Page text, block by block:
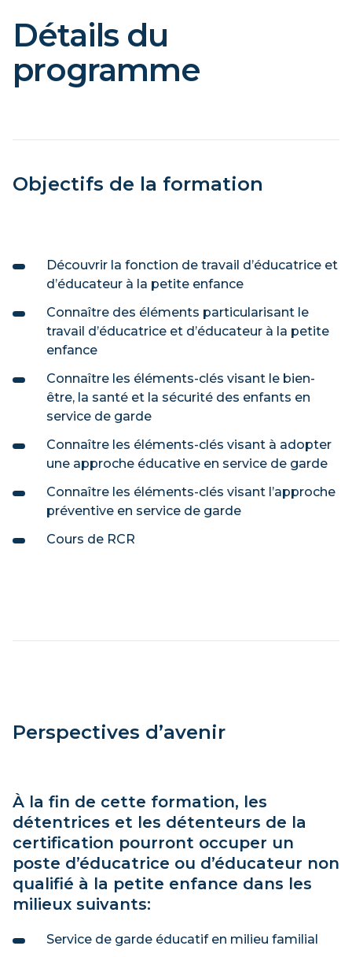
Détails du
programme
Objectifs de la formation
Découvrir la fonction de travail d’éducatrice et
d’éducateur à la petite enfance
Connaître des éléments particularisant le
travail d’éducatrice et d’éducateur à la petite
enfance
Connaître les éléments-clés visant le bien-
être, la santé et la sécurité des enfants en
service de garde
Connaître les éléments-clés visant à adopter
une approche éducative en service de garde
Connaître les éléments-clés visant l’approche
préventive en service de garde
Cours de RCR
Perspectives d’avenir
À la fin de cette formation, les
détentrices et les détenteurs de la
certification pourront occuper un
poste d’éducatrice ou d’éducateur non
qualifié à la petite enfance dans les
milieux suivants:
Service de garde éducatif en milieu familial